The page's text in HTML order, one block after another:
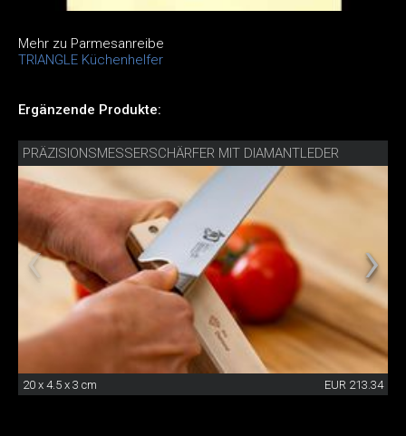
Mehr zu Parmesanreibe
TRIANGLE Küchenhelfer
Ergänzende Produkte:
PRÄZISIONSMESSERSCHÄRFER MIT DIAMANTLEDER
20 x 4.5 x 3 cm EUR 213.34